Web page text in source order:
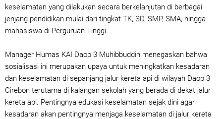
keselamatan yang dilakukan secara berkelanjutan di berbagai
jenjang pendidikan mulai dari tingkat TK, SD, SMP, SMA, hingga
mahasiswa di Perguruan Tinggi.
Manager Humas KAI Daop 3 Muhibbuddin menegaskan bahwa
sosialisasi ini merupakan upaya untuk meningkatkan kesadaran
dan keselamatan di sepanjang jalur kereta api di wilayah Daop 3
Cirebon terutama di kalangan sekolah yang berada di dekat jalur
kereta api. Pentingnya edukasi keselamatan sejak dini agar
kesadaran akan pentingnya menjaga keselamatan di jalur kereta